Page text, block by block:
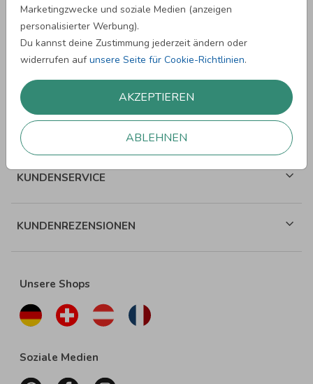
Marketingzwecke und soziale Medien (anzeigen
personalisierter Werbung).
Du kannst deine Zustimmung jederzeit ändern oder
widerrufen aufunsere Seite für Cookie-Richtlinien.
AKZEPTIEREN
ABLEHNEN
SPRÜCHE ZUR HOCHZEIT
WEITERE SPRÜCHE
ÜBER WUNDERKARTEN
KUNDENSERVICE
KUNDENREZENSIONEN
Unsere Shops
Soziale Medien